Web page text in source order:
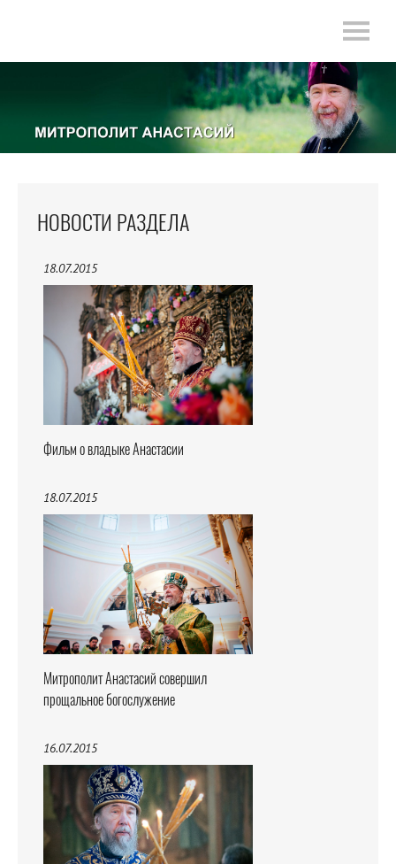
НОВОСТИ РАЗДЕЛА
18.07.2015
Фильм о владыке Анастасии
18.07.2015
Митрополит Анастасий совершил
прощальное богослужение
16.07.2015